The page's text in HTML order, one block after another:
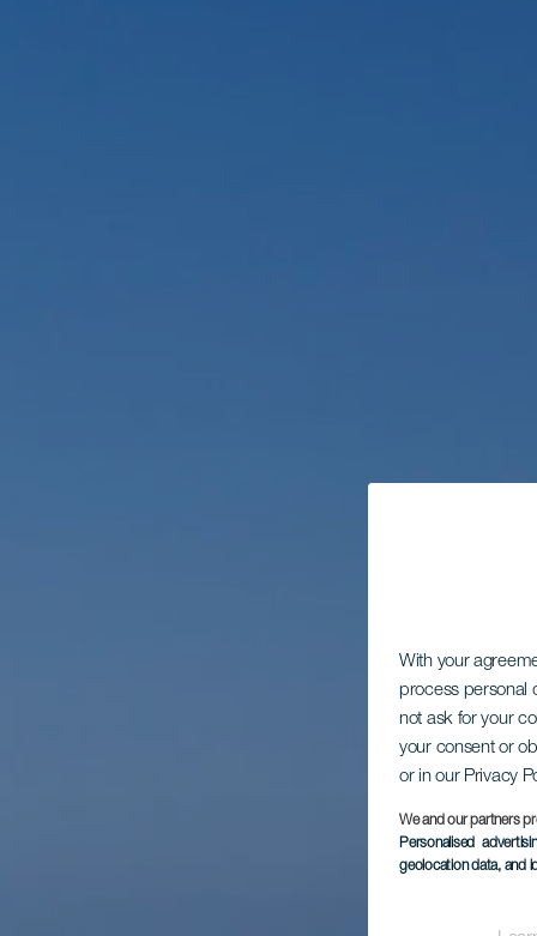
With your
process personal
not ask for your
your consent or
or in our Privacy
We and our partners
Personalised
geolocation data, and